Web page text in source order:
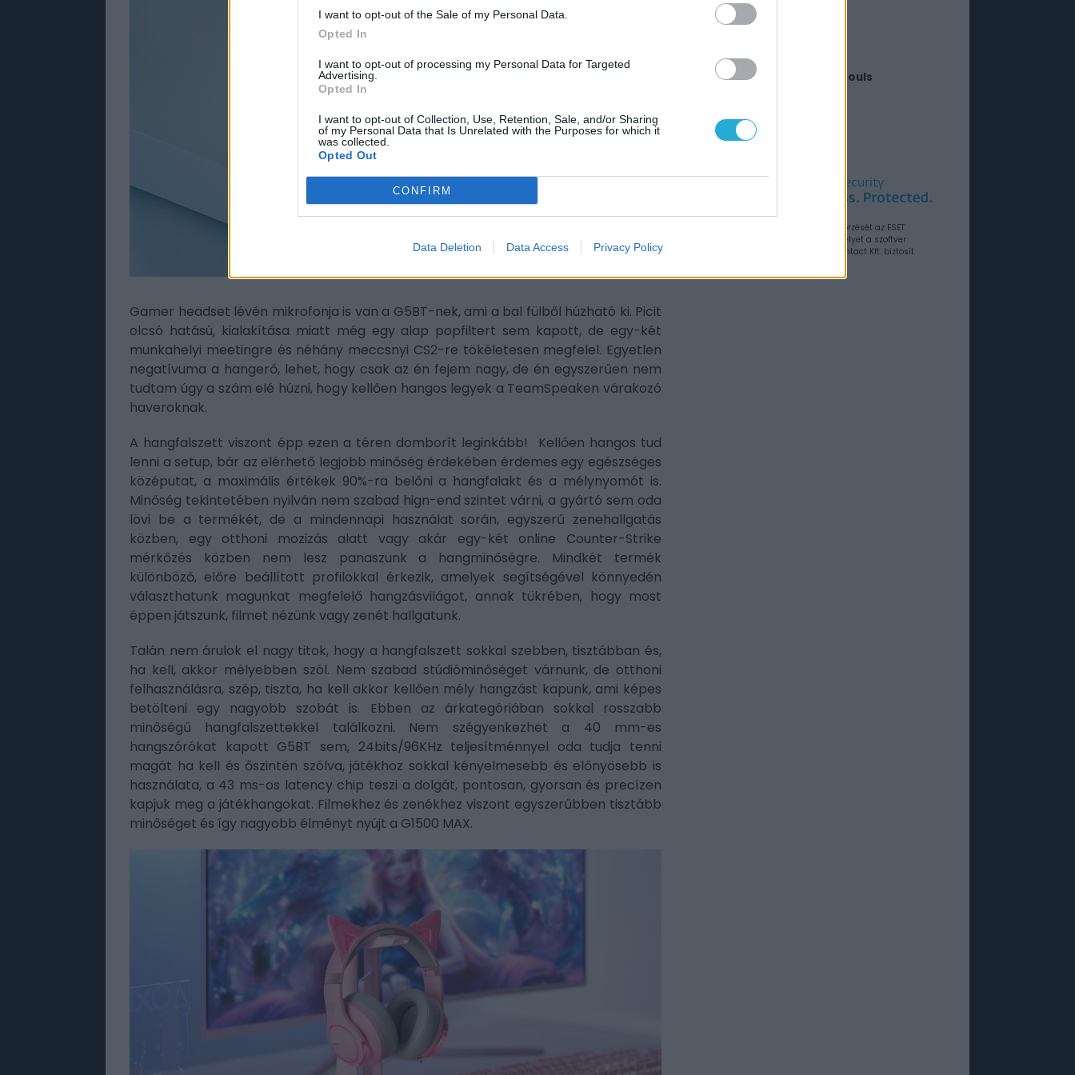
I want to opt-out of the Sale of my Personal Data.
Opted In
I want to opt-out of processing my Personal Data for Targeted
Advertising.
Opted In
I want to opt-out of Collection, Use, Retention, Sale, and/or Sharing
of my Personal Data that Is Unrelated with the Purposes for which it
was collected.
Opted Out
CONFIRM
Data Deletion Data Access Privacy Policy
Gamer headset lévén mikrofonja is van a G5BT-nek, ami a bal fülből húzható ki. Picit
olcsó hatású, kialakítása miatt még egy alap popfiltert sem kapott, de egy-két
munkahelyi meetingre és néhány meccsnyi CS2-re tökéletesen megfelel. Egyetlen
negatívuma a hangerő, lehet, hogy csak az én fejem nagy, de én egyszerűen nem
tudtam úgy a szám elé húzni, hogy kellően hangos legyek a TeamSpeaken várakozó
haveroknak.
A hangfalszett viszont épp ezen a téren domborít leginkább! Kellően hangos tud
lenni a setup, bár az elérhető legjobb minőség érdekében érdemes egy egészséges
középutat, a maximális értékek 90%-ra belőni a hangfalakt és a mélynyomót is.
Minőség tekintetében nyilván nem szabad hign-end szintet várni, a gyártó sem oda
lövi be a termékét, de a mindennapi használat során, egyszerű zenehallgatás
közben, egy otthoni mozizás alatt vagy akár egy-két online Counter-Strike
mérkőzés közben nem lesz panaszunk a hangminőségre. Mindkét termék
különböző, előre beállított profilokkal érkezik, amelyek segítségével könnyedén
választhatunk magunkat megfelelő hangzásvilágot, annak tükrében, hogy most
éppen játszunk, filmet nézünk vagy zenét hallgatunk.
Talán nem árulok el nagy titok, hogy a hangfalszett sokkal szebben, tisztábban és,
ha kell, akkor mélyebben szól. Nem szabad stúdióminőséget várnunk, de otthoni
felhasználásra, szép, tiszta, ha kell akkor kellően mély hangzást kapunk, ami képes
betölteni egy nagyobb szobát is. Ebben az árkategóriában sokkal rosszabb
minőségű hangfalszettekkel találkozni. Nem szégyenkezhet a 40 mm-es
hangszórókat kapott G5BT sem, 24bits/96KHz teljesítménnyel oda tudja tenni
magát ha kell és őszintén szólva, játékhoz sokkal kényelmesebb és előnyösebb is
használata, a 43 ms-os latency chip teszi a dolgát, pontosan, gyorsan és precízen
kapjuk meg a játékhangokat. Filmekhez és zenékhez viszont egyszerűbben tisztább
minőséget és így nagyobb élményt nyújt a G1500 MAX.
2026. augusztus 18.
Marvel Tokon: Fighting Souls
Echoes of Aincrad
2026. július 10.
A szerkesztőségi anyagok vírusellenőrzését az ESET
programcsomagokkal végezzük, amelyet a szoftver
magyarországi forgalmazója, a Sicontact Kft. biztosít